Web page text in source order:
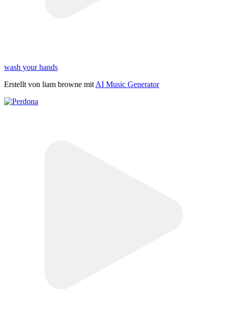
wash your hands
Erstellt von liam browne mit AI Music Generator